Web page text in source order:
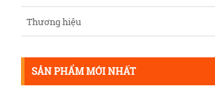
Thương hiệu
SẢN PHẨM MỚI NHẤT